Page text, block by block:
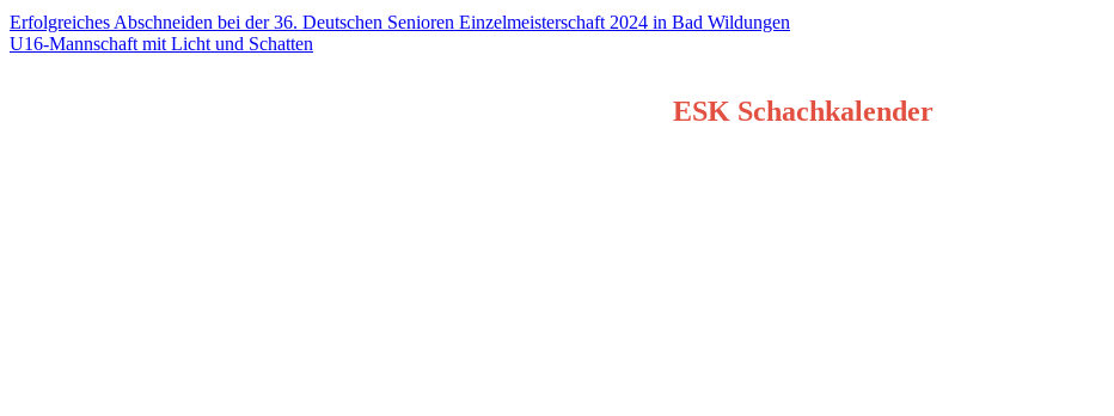
Beitragsnavigation
Erfolgreiches Abschneiden bei der 36. Deutschen Senioren Einzelmeisterschaft 2024 in Bad Wildungen
U16-Mannschaft mit Licht und Schatten
ESK Schachkalender